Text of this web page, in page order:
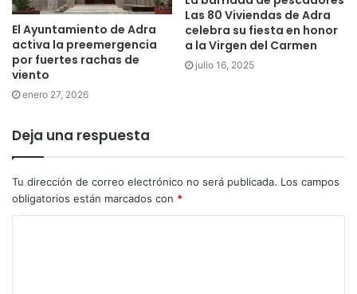
El Ayuntamiento de Adra
activa la preemergencia
por fuertes rachas de
viento
enero 27, 2026
Las 80 Viviendas de Adra
celebra su fiesta en honor
a la Virgen del Carmen
julio 16, 2025
Deja una respuesta
Tu dirección de correo electrónico no será publicada. Los campos
obligatorios están marcados con *